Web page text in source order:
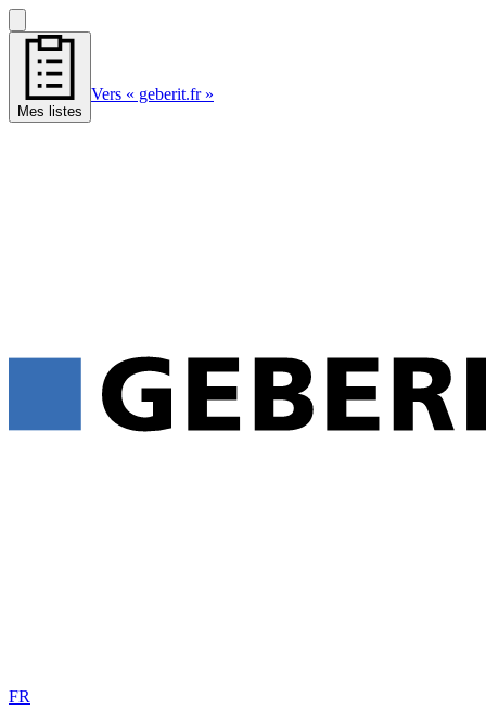
Mes listes
Vers « geberit.fr »
FR